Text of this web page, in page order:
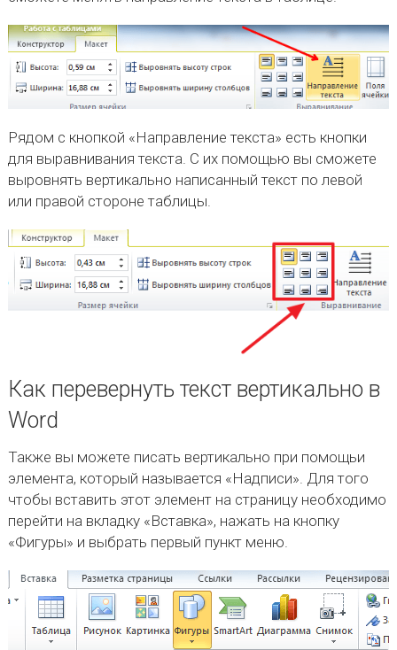
Рядом с кнопкой «Направление текста» есть кнопки
для выравнивания текста. С их помощью вы сможете
выровнять вертикально написанный текст по левой
или правой стороне таблицы.
Как перевернуть текст вертикально в
Word
Также вы можете писать вертикально при помощьи
элемента, который называется «Надписи». Для того
чтобы вставить этот элемент на страницу необходимо
перейти на вкладку «Вставка», нажать на кнопку
«Фигуры» и выбрать первый пункт меню.